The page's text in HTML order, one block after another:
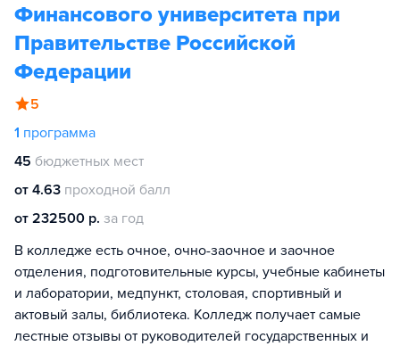
Финансового университета при
Правительстве Российской
Федерации
5
1 программа
45 бюджетных мест
от 4.63 проходной балл
от 232500 р. за год
В колледже есть очное, очно-заочное и заочное
отделения, подготовительные курсы, учебные кабинеты
и лаборатории, медпункт, столовая, спортивный и
актовый залы, библиотека. Колледж получает самые
лестные отзывы от руководителей государственных и